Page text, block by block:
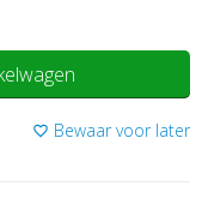
favorite_border Bewaar voor later